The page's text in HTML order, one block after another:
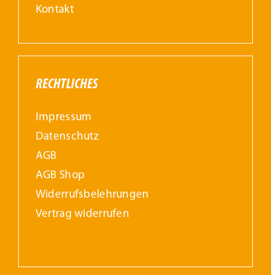
Kontakt
RECHTLICHES
Impressum
Datenschutz
AGB
AGB Shop
Widerrufs­belehrungen
Vertrag widerrufen